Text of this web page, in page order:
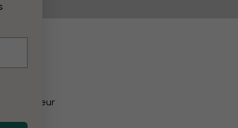
la couleur